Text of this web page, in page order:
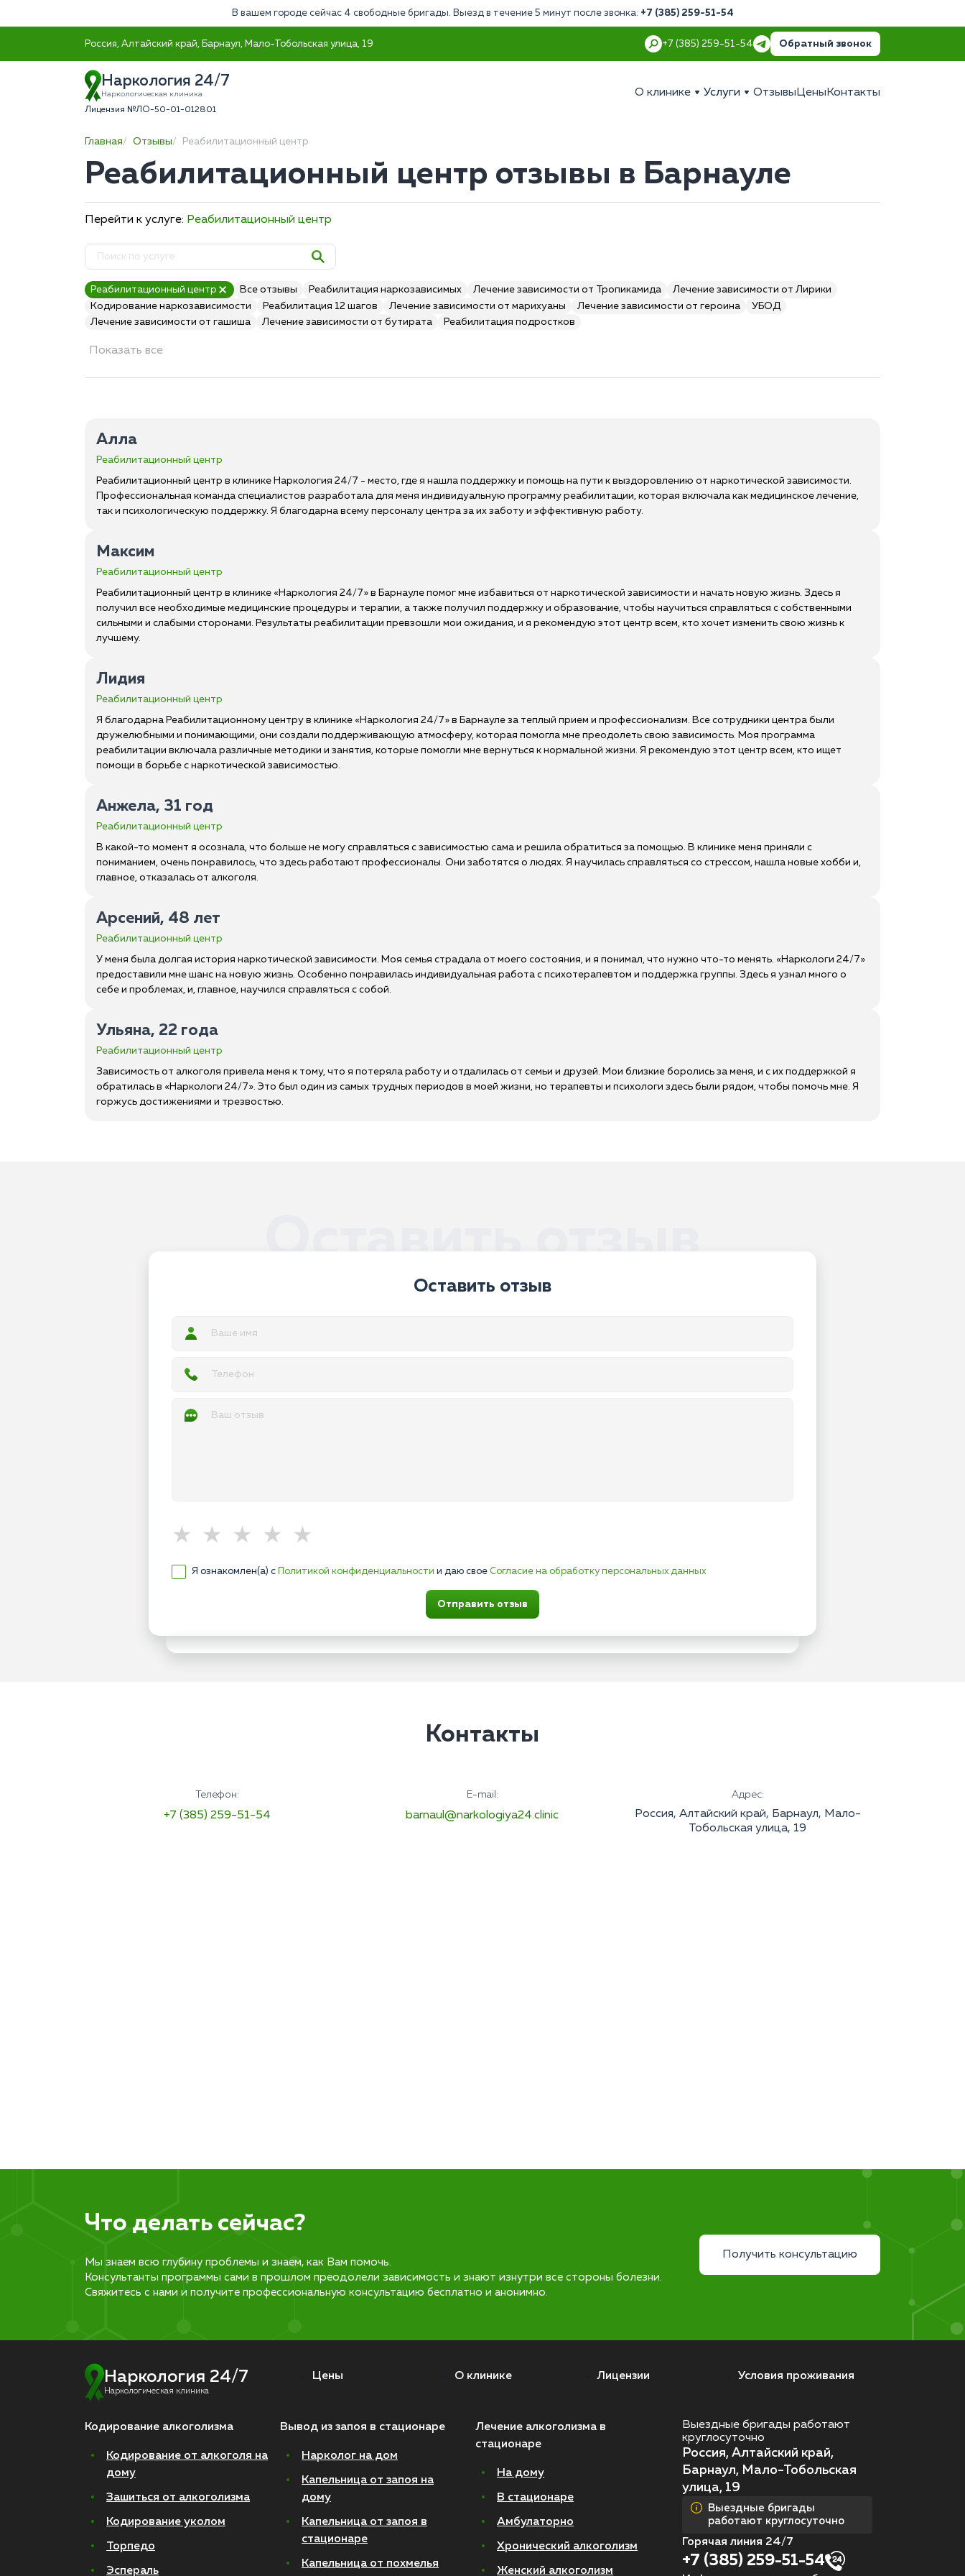
В вашем городе сейчас 4 свободные бригады. Выезд в течение 5 минут после звонка: +7 (385) 259-51-54
Россия, Алтайский край, Барнаул, Мало-Тобольская улица, 19 +7 (385) 259-51-54 Обратный звонок
Наркология 24/7
Наркологическая клиника
Лицензия №ЛО-50-01-012801
О клинике Услуги Отзывы Цены Контакты
Главная Отзывы Реабилитационный центр
Реабилитационный центр отзывы в Барнауле
Перейти к услуге: Реабилитационный центр
Реабилитационный центр Все отзывы Реабилитация наркозависимых Лечение зависимости от Тропикамида
Лечение зависимости от Лирики
Кодирование наркозависимости
Реабилитация 12 шагов Лечение зависимости от марихуаны Лечение зависимости от героина
УБОД
Лечение зависимости от гашиша
Лечение зависимости от бутирата Реабилитация подростков
Показать все
Алла
Реабилитационный центр
Реабилитационный центр в клинике Наркология 24/7 - место, где я нашла поддержку и помощь на пути к выздоровлению от наркотической зависимости.
Профессиональная команда специалистов разработала для меня индивидуальную программу реабилитации, которая включала как медицинское лечение,
так и психологическую поддержку. Я благодарна всему персоналу центра за их заботу и эффективную работу.
Максим
Реабилитационный центр
Реабилитационный центр в клинике «Наркология 24/7» в Барнауле помог мне избавиться от наркотической зависимости и начать новую жизнь. Здесь я
получил все необходимые медицинские процедуры и терапии, а также получил поддержку и образование, чтобы научиться справляться с собственными
сильными и слабыми сторонами. Результаты реабилитации превзошли мои ожидания, и я рекомендую этот центр всем, кто хочет изменить свою жизнь к
лучшему.
Лидия
Реабилитационный центр
Я благодарна Реабилитационному центру в клинике «Наркология 24/7» в Барнауле за теплый прием и профессионализм. Все сотрудники центра были
дружелюбными и понимающими, они создали поддерживающую атмосферу, которая помогла мне преодолеть свою зависимость. Моя программа
реабилитации включала различные методики и занятия, которые помогли мне вернуться к нормальной жизни. Я рекомендую этот центр всем, кто ищет
помощи в борьбе с наркотической зависимостью.
Анжела, 31 год
Реабилитационный центр
В какой-то момент я осознала, что больше не могу справляться с зависимостью сама и решила обратиться за помощью. В клинике меня приняли с
пониманием, очень понравилось, что здесь работают профессионалы. Они заботятся о людях. Я научилась справляться со стрессом, нашла новые хобби и,
главное, отказалась от алкоголя.
Арсений, 48 лет
Реабилитационный центр
У меня была долгая история наркотической зависимости. Моя семья страдала от моего состояния, и я понимал, что нужно что-то менять. «Наркологи 24/7»
предоставили мне шанс на новую жизнь. Особенно понравилась индивидуальная работа с психотерапевтом и поддержка группы. Здесь я узнал много о
себе и проблемах, и, главное, научился справляться с собой.
Ульяна, 22 года
Реабилитационный центр
Зависимость от алкоголя привела меня к тому, что я потеряла работу и отдалилась от семьи и друзей. Мои близкие боролись за меня, и с их поддержкой я
обратилась в «Наркологи 24/7». Это был один из самых трудных периодов в моей жизни, но терапевты и психологи здесь были рядом, чтобы помочь мне. Я
горжусь достижениями и трезвостью.
Оставить отзыв
Оставить отзыв
Я ознакомлен(а) с Политикой конфиденциальности и даю свое Согласие на обработку персональных данных
Отправить отзыв
Контакты
Телефон:
+7 (385) 259-51-54
E-mail:
barnaul@narkologiya24.clinic
Адрес:
Россия, Алтайский край, Барнаул, Мало-
Тобольская улица, 19
Что делать сейчас?
Мы знаем всю глубину проблемы и знаем, как Вам помочь.
Консультанты программы сами в прошлом преодолели зависимость и знают изнутри все стороны болезни.
Свяжитесь с нами и получите профессиональную консультацию бесплатно и анонимно.
Получить консультацию
Наркология 24/7
Наркологическая клиника
Цены О клинике Лицензии Условия проживания
Кодирование алкоголизма
Кодирование от алкоголя на
дому
Зашиться от алкоголизма
Кодирование уколом
Торпедо
Эспераль
Вывод из запоя в стационаре
Нарколог на дом
Капельница от запоя на
дому
Капельница от запоя в
стационаре
Капельница от похмелья
Лечение алкоголизма в
стационаре
На дому
В стационаре
Амбулаторно
Хронический алкоголизм
Женский алкоголизм
Выездные бригады работают
круглосуточно
Россия, Алтайский край,
Барнаул, Мало-Тобольская
улица, 19
Выездные бригады
работают круглосуточно
Горячая линия 24/7
+7 (385) 259-51-54